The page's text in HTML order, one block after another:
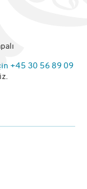
+45 30 56 89 09